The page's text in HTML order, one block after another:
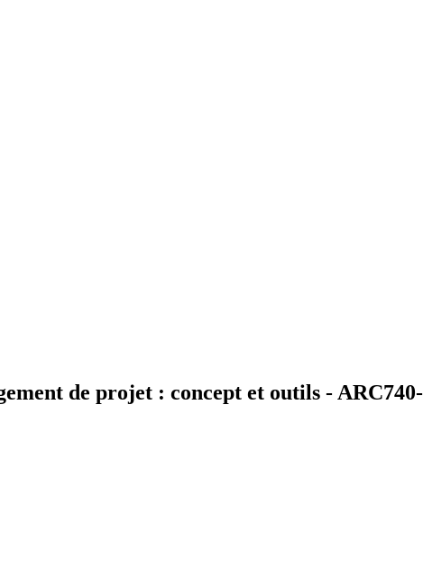
de projet : concept et outils -